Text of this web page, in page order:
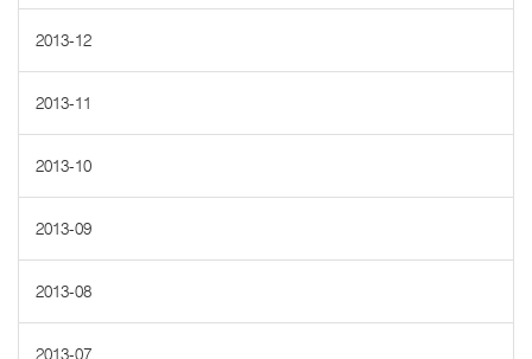
2013-12
2013-11
2013-10
2013-09
2013-08
2013-07